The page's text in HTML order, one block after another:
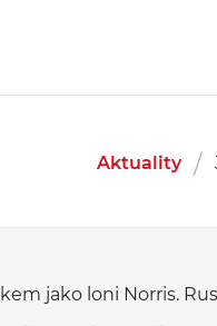
Aktuality
jako loni Norris.